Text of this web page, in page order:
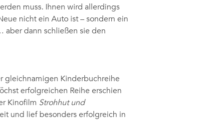
muss. Ihnen wird allerdings
nicht ein Auto ist – sondern ein
aber dann schließen sie den
gleichnamigen Kinderbuchreihe
erfolgreichen Reihe erschien
Kinofilm Strohhut und
und lief besonders erfolgreich in